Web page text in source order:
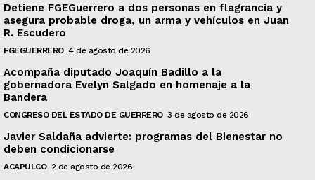
Detiene FGEGuerrero a dos personas en flagrancia y
asegura probable droga, un arma y vehículos en Juan
R. Escudero
FGEGUERRERO 4 de agosto de 2026
Acompaña diputado Joaquín Badillo a la
gobernadora Evelyn Salgado en homenaje a la
Bandera
CONGRESO DEL ESTADO DE GUERRERO 3 de agosto de 2026
Javier Saldaña advierte: programas del Bienestar no
deben condicionarse
ACAPULCO 2 de agosto de 2026